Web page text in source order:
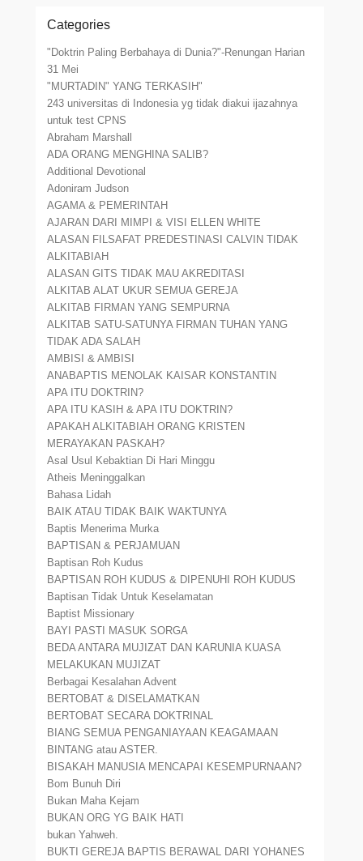
Categories
"Doktrin Paling Berbahaya di Dunia?"-Renungan Harian
31 Mei
"MURTADIN" YANG TERKASIH"
243 universitas di Indonesia yg tidak diakui ijazahnya
untuk test CPNS
Abraham Marshall
ADA ORANG MENGHINA SALIB?
Additional Devotional
Adoniram Judson
AGAMA & PEMERINTAH
AJARAN DARI MIMPI & VISI ELLEN WHITE
ALASAN FILSAFAT PREDESTINASI CALVIN TIDAK
ALKITABIAH
ALASAN GITS TIDAK MAU AKREDITASI
ALKITAB ALAT UKUR SEMUA GEREJA
ALKITAB FIRMAN YANG SEMPURNA
ALKITAB SATU-SATUNYA FIRMAN TUHAN YANG
TIDAK ADA SALAH
AMBISI & AMBISI
ANABAPTIS MENOLAK KAISAR KONSTANTIN
APA ITU DOKTRIN?
APA ITU KASIH & APA ITU DOKTRIN?
APAKAH ALKITABIAH ORANG KRISTEN
MERAYAKAN PASKAH?
Asal Usul Kebaktian Di Hari Minggu
Atheis Meninggalkan
Bahasa Lidah
BAIK ATAU TIDAK BAIK WAKTUNYA
Baptis Menerima Murka
BAPTISAN & PERJAMUAN
Baptisan Roh Kudus
BAPTISAN ROH KUDUS & DIPENUHI ROH KUDUS
Baptisan Tidak Untuk Keselamatan
Baptist Missionary
BAYI PASTI MASUK SORGA
BEDA ANTARA MUJIZAT DAN KARUNIA KUASA
MELAKUKAN MUJIZAT
Berbagai Kesalahan Advent
BERTOBAT & DISELAMATKAN
BERTOBAT SECARA DOKTRINAL
BIANG SEMUA PENGANIAYAAN KEAGAMAAN
BINTANG atau ASTER.
BISAKAH MANUSIA MENCAPAI KESEMPURNAAN?
Bom Bunuh Diri
Bukan Maha Kejam
BUKAN ORG YG BAIK HATI
bukan Yahweh.
BUKTI GEREJA BAPTIS BERAWAL DARI YOHANES